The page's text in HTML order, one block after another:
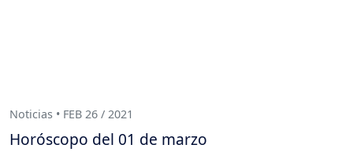
Noticias • FEB 26 / 2021
Horóscopo del 01 de marzo